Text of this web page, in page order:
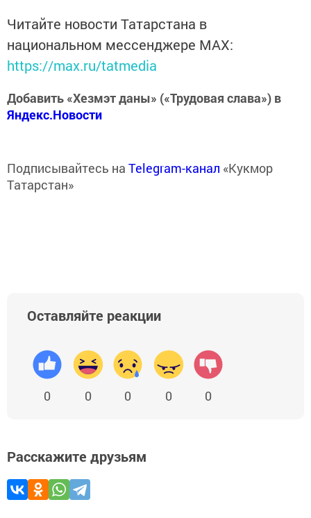
Читайте новости Татарстана в
национальном мессенджере MАХ:
https://max.ru/tatmedia
Добавить «Хезмэт даны» («Трудовая слава») в
Яндекс.Новости
Подписывайтесь на Telegram-канал «Кукмор
Татарстан»
Оставляйте реакции
0 0 0 0 0
Расскажите друзьям